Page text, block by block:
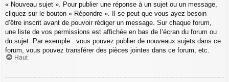
« Nouveau sujet ». Pour publier une réponse à un sujet ou un message,
cliquez sur le bouton « Répondre ». Il se peut que vous ayez besoin
d’être inscrit avant de pouvoir rédiger un message. Sur chaque forum,
une liste de vos permissions est affichée en bas de l’écran du forum ou
du sujet. Par exemple : vous pouvez publier de nouveaux sujets dans ce
forum, vous pouvez transférer des pièces jointes dans ce forum, etc.
Haut